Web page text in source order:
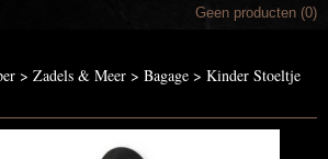
Geen producten (0)
> Zadels & Meer > Bagage > Kinder Stoeltje